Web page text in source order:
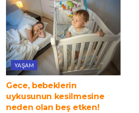
YAŞAM
Gece, bebeklerin
uykusunun kesilmesine
neden olan beş etken!